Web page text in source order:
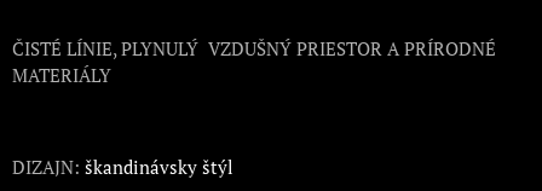
ČISTÉ LÍNIE, PLYNULÝ VZDUŠNÝ PRIESTOR A PRÍRODNÉ
MATERIÁLY
DIZAJN: škandinávsky štýl